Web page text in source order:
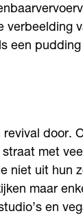
een
door.
met
niet uit hun
maar
en